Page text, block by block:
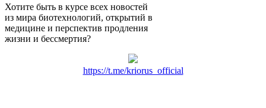
Хотите быть в курсе всех новостей
из мира биотехнологий, открытий в
медицине и перспектив продления
жизни и бессмертия?
https://t.me/kriorus_official